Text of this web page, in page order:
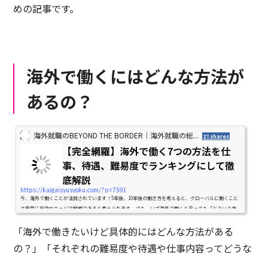
めの記事です。
海外で働くにはどんな方法が
あるの？
海外就職のBEYOND THE BORDER｜海外就職の総... 27 shares
【完全網羅】海外で働く7つの方法を仕
事、待遇、難易度でランキングにして徹
底解説
https://kaigaisyusyoku.com/?p=7591
今、海外で働くことが注目されています！5年後、10年後の働き方を考えると、グローバルに働くこと
は非常に有効なキャリア戦略であると考えられます。 でも、いざ海外で働くと言っても「どういう方
「海外で働きたいけど具体的にはどんな方法がある
の？」「それぞれの難易度や待遇や仕事内容ってどうな